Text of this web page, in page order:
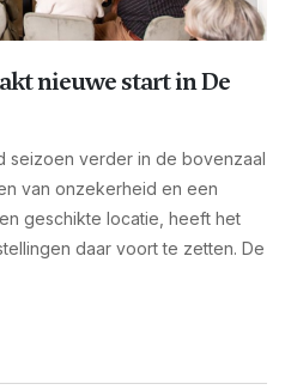
nieuwe start in De
seizoen verder in de bovenzaal
van onzekerheid en een
geschikte locatie, heeft het
daar voort te zetten. De